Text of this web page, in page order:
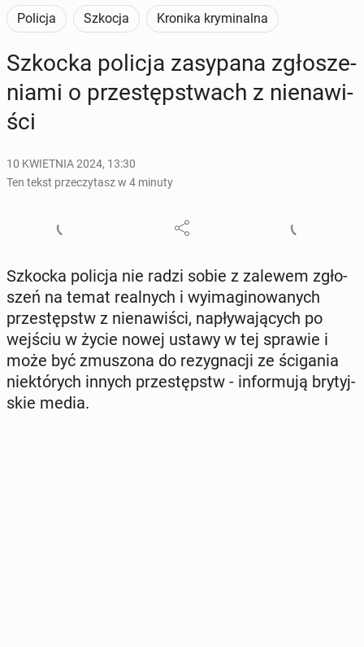
Policja Szkocja Kronika kryminalna
Szkocka policja za­sy­pa­na zgło­sze­
nia­mi o prze­stęp­stwach z nie­na­wi­
ści
10 KWIETNIA 2024, 13:30
Ten tekst przeczytasz w 4 minuty
Szkocka policja nie radzi sobie z zalewem zgło­
szeń na temat re­al­nych i wy­ima­gi­no­wa­nych
prze­stępstw z nie­na­wi­ści, na­pły­wa­ją­cych po
wejściu w życie nowej ustawy w tej sprawie i
może być zmu­szo­na do re­zy­gna­cji ze ści­ga­nia
nie­któ­rych innych prze­stępstw - in­for­mu­ją bry­tyj­
skie media.